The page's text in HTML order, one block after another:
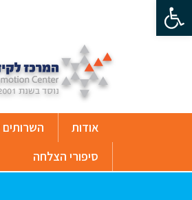
פתח סרגל נגישות
אודות השרותים
סיפורי הצלחה